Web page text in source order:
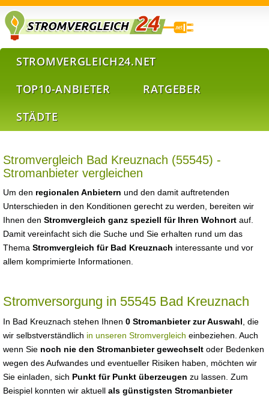
STROMVERGLEICH24.NET
TOP10-ANBIETER
RATGEBER
STÄDTE
Stromvergleich Bad Kreuznach (55545) -
Stromanbieter vergleichen
Um den regionalen Anbietern und den damit auftretenden
Unterschieden in den Konditionen gerecht zu werden, bereiten wir
Ihnen den Stromvergleich ganz speziell für Ihren Wohnort auf.
Damit vereinfacht sich die Suche und Sie erhalten rund um das
Thema Stromvergleich für Bad Kreuznach interessante und vor
allem komprimierte Informationen.
Stromversorgung in 55545 Bad Kreuznach
In Bad Kreuznach stehen Ihnen 0 Stromanbieter zur Auswahl , die
wir selbstverständlich in unseren Stromvergleich einbeziehen. Auch
wenn Sie noch nie den Stromanbieter gewechselt oder Bedenken
wegen des Aufwandes und eventueller Risiken haben, möchten wir
Sie einladen, sich Punkt für Punkt überzeugen zu lassen. Zum
Beispiel konnten wir aktuell als günstigsten Stromanbieter